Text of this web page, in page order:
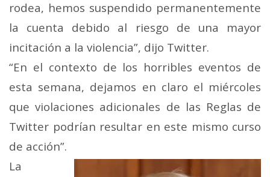
rodea, hemos suspendido permanentemente
la cuenta debido al riesgo de una mayor
incitación a la violencia”, dijo Twitter.
“En el contexto de los horribles eventos de
esta semana, dejamos en claro el miércoles
que violaciones adicionales de las Reglas de
Twitter podrían resultar en este mismo curso
de acción”.
La